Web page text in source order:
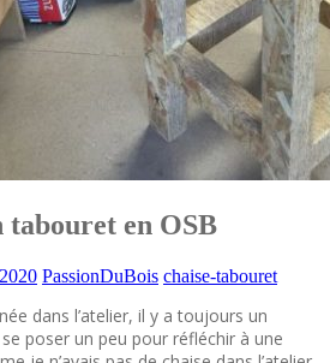
tabouret en OSB
PassionDuBois chaise-tabouret
dans l’atelier, il y a toujours un
poser un peu pour réfléchir à une